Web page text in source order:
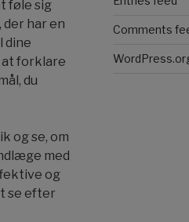
føle sig
har en
dine
at forklare
du
og se, om
med
og
se efter
Comments